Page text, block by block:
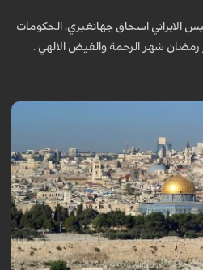
الايراني اسحاق جهانغیري، الحکومات
شهر الرحمة والفیض الالهي .